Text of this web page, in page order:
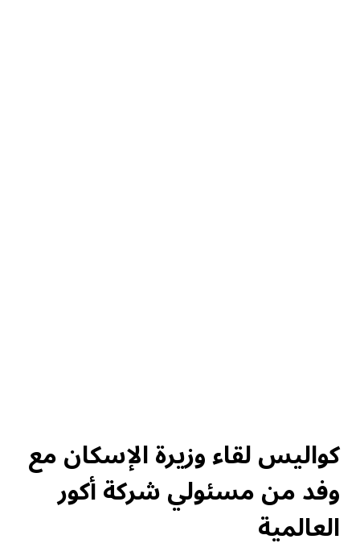
كواليس لقاء وزيرة الإسكان مع
وفد من مسئولي شركة أكور
العالمية